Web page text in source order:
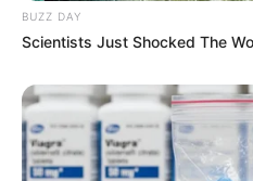
BUZZ DAY
Scientists Just Shocked The